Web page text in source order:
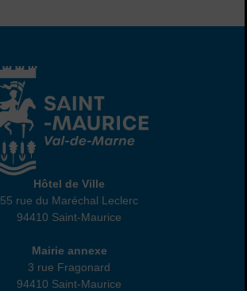
Hôtel de Ville
Hôtel de Ville
55 rue du Maréchal Leclerc
94410 Saint-Maurice
Annexe
Mairie annexe
3 rue Fragonard
94410 Saint-Maurice